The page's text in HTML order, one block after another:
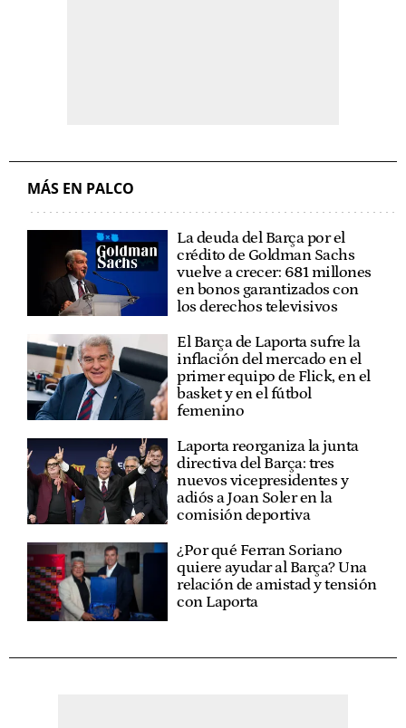
MÁS EN PALCO
La deuda del Barça por el
crédito de Goldman Sachs
vuelve a crecer: 681 millones
en bonos garantizados con
los derechos televisivos
El Barça de Laporta sufre la
inflación del mercado en el
primer equipo de Flick, en el
basket y en el fútbol
femenino
Laporta reorganiza la junta
directiva del Barça: tres
nuevos vicepresidentes y
adiós a Joan Soler en la
comisión deportiva
¿Por qué Ferran Soriano
quiere ayudar al Barça? Una
relación de amistad y tensión
con Laporta